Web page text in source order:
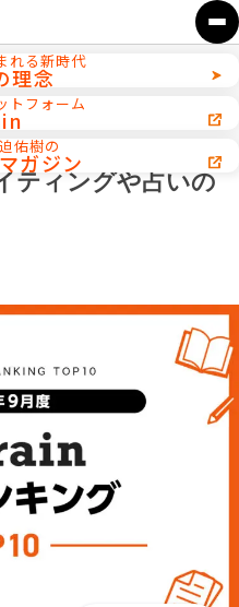
れる新時代
理念
トフォーム
佑樹の
ガジン
売上ランキング
ティングや占いの